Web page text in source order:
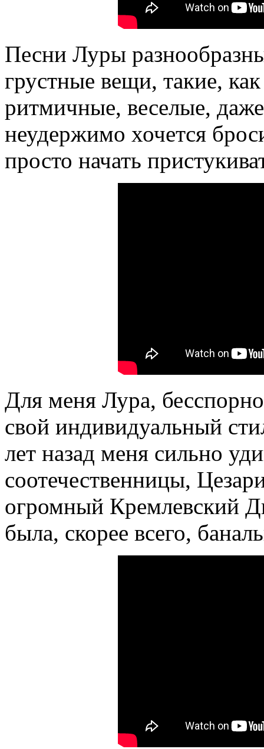
Песни Луры
грустные вещи, такие,
ритмичные, веселые,
неудержимо хочется
просто начать
Для меня Лура,
свой индивидуальный
лет назад меня сильно
соотечественницы,
огромный Кремлевский
была, скорее всего,